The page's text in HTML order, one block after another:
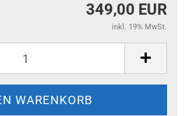
349,00 EUR
inkl. 19% MwSt.